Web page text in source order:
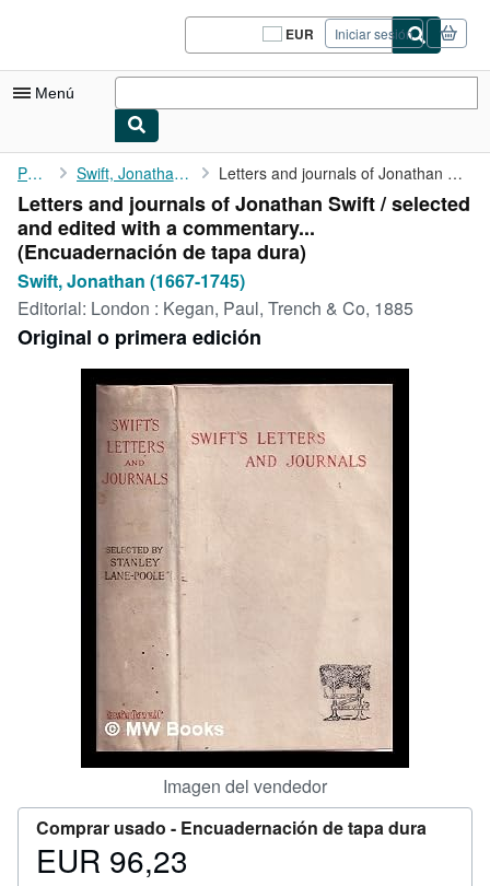
Pasar al contenido principal
EUR
Preferencias
de
del
Iniciar sesión
Menú
Mi cuenta
Consultar mis pedidos
Cerrar sesión
Búsqueda avanzada
Arte y coleccionismo
Comenzar a vender
Portada Swift, Jonathan (1667-1745) Letters and journals of Jonathan Swift / selected and edited ...
Letters and journals of Jonathan Swift / selected
and edited with a commentary...
(Encuadernación de tapa dura)
Swift, Jonathan (1667-1745)
Editorial: London : Kegan, Paul, Trench & Co, 1885
Original o primera edición
Imagen del vendedor
Comprar usado - Encuadernación de tapa dura
Precio
EUR 96,23